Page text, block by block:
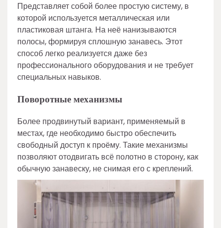
Представляет собой более простую систему, в
которой используется металлическая или
пластиковая штанга. На неё нанизываются
полосы, формируя сплошную занавесь. Этот
способ легко реализуется даже без
профессионального оборудования и не требует
специальных навыков.
Поворотные механизмы
Более продвинутый вариант, применяемый в
местах, где необходимо быстро обеспечить
свободный доступ к проёму. Такие механизмы
позволяют отодвигать всё полотно в сторону, как
обычную занавеску, не снимая его с креплений.